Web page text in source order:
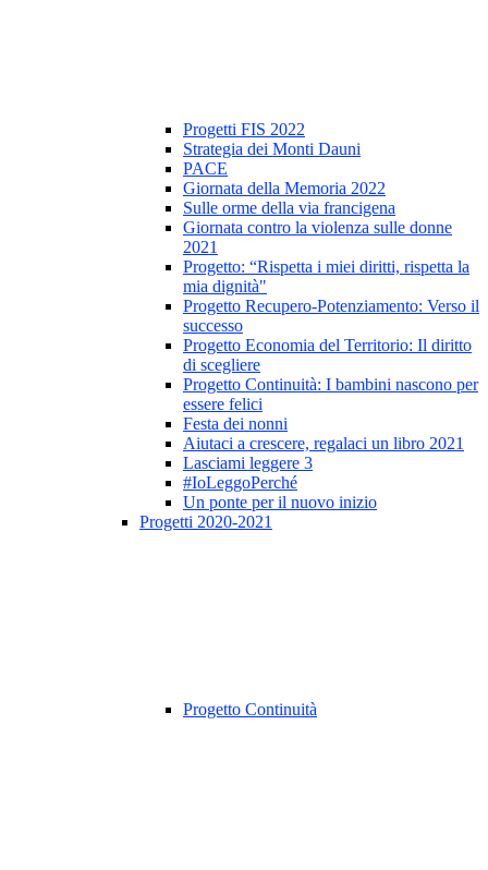
Progetti FIS 2022
Strategia dei Monti Dauni
PACE
Giornata della Memoria 2022
Sulle orme della via francigena
Giornata contro la violenza sulle donne
2021
Progetto: “Rispetta i miei diritti, rispetta la
mia dignità"
Progetto Recupero-Potenziamento: Verso il
successo
Progetto Economia del Territorio: Il diritto
di scegliere
Progetto Continuità: I bambini nascono per
essere felici
Festa dei nonni
Aiutaci a crescere, regalaci un libro 2021
Lasciami leggere 3
#IoLeggoPerché
Un ponte per il nuovo inizio
Progetti 2020-2021
Progetto Continuità